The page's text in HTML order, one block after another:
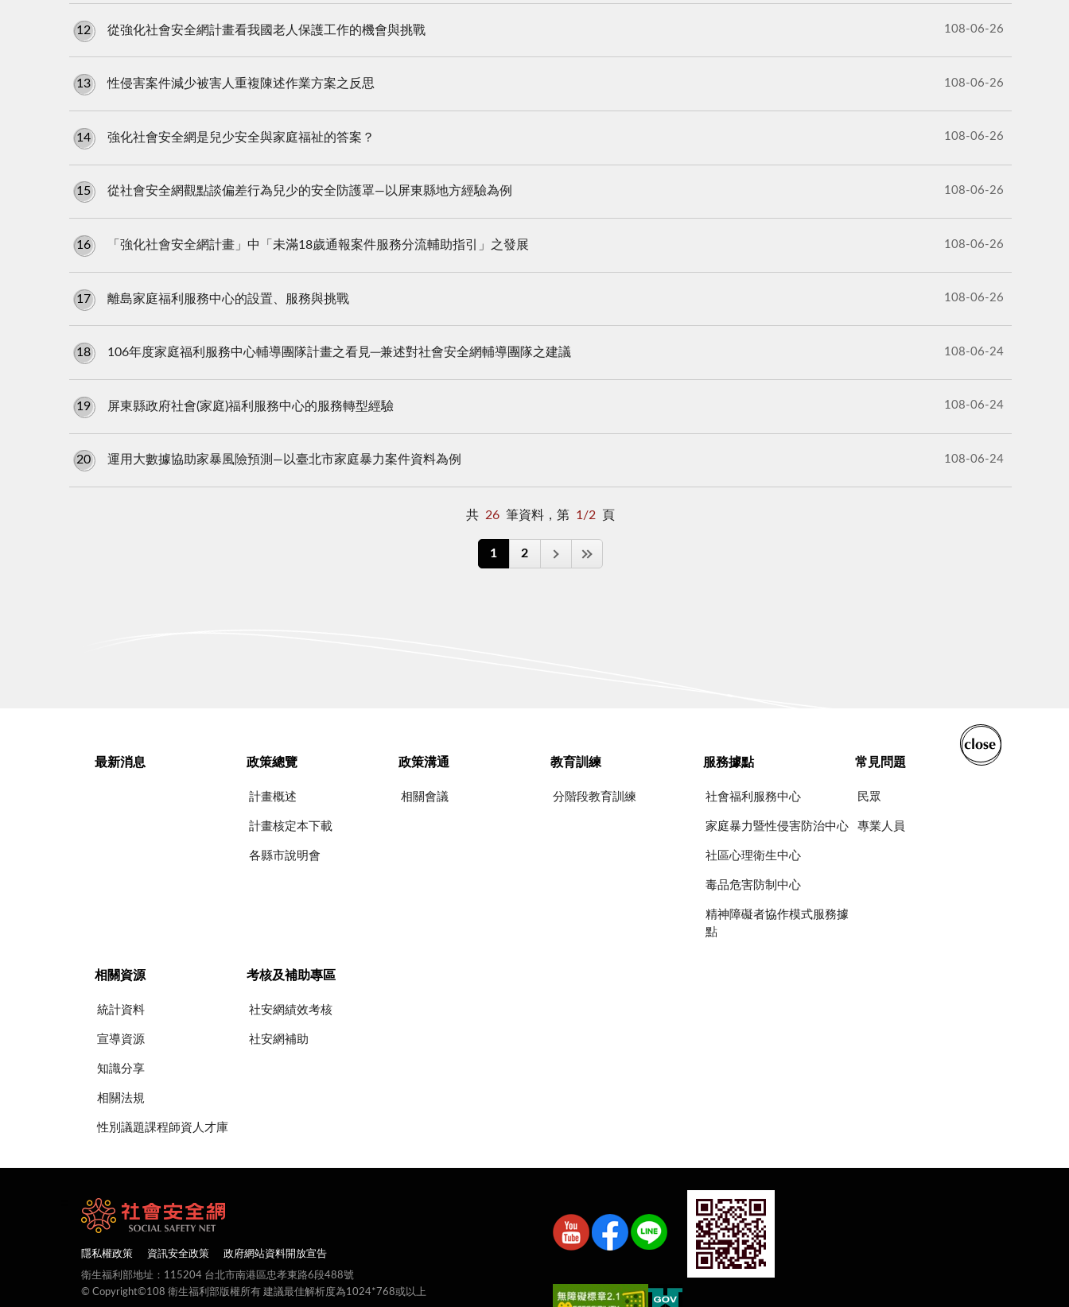
12 從強化社會安全網計畫看我國老人保護工作的機會與挑戰 108-06-26
13 性侵害案件減少被害人重複陳述作業方案之反思 108-06-26
14 強化社會安全網是兒少安全與家庭福祉的答案？ 108-06-26
15 從社會安全網觀點談偏差行為兒少的安全防護罩—以屏東縣地方經驗為例 108-06-26
16 「強化社會安全網計畫」中「未滿18歲通報案件服務分流輔助指引」之發展 108-06-26
17 離島家庭福利服務中心的設置、服務與挑戰 108-06-26
18 106年度家庭福利服務中心輔導團隊計畫之看見─兼述對社會安全網輔導團隊之建議 108-06-24
19 屏東縣政府社會(家庭)福利服務中心的服務轉型經驗 108-06-24
20 運用大數據協助家暴風險預測—以臺北市家庭暴力案件資料為例 108-06-24
共 26 筆資料，第 1/2 頁
1 2
最新消息 政策總覽
計畫概述
計畫核定本下載
各縣市說明會
政策溝通
相關會議
教育訓練
分階段教育訓練
服務據點
社會福利服務中心
家庭暴力暨性侵害防治中心
社區心理衛生中心
毒品危害防制中心
精神障礙者協作模式服務據
點
常見問題
民眾
專業人員
相關資源
統計資料
宣導資源
知識分享
相關法規
性別議題課程師資人才庫
考核及補助專區
社安網績效考核
社安網補助
隱私權政策 資訊安全政策 政府網站資料開放宣告
衛生福利部地址：115204 台北市南港區忠孝東路6段488號
© Copyright©108 衛生福利部版權所有 建議最佳解析度為1024*768或以上